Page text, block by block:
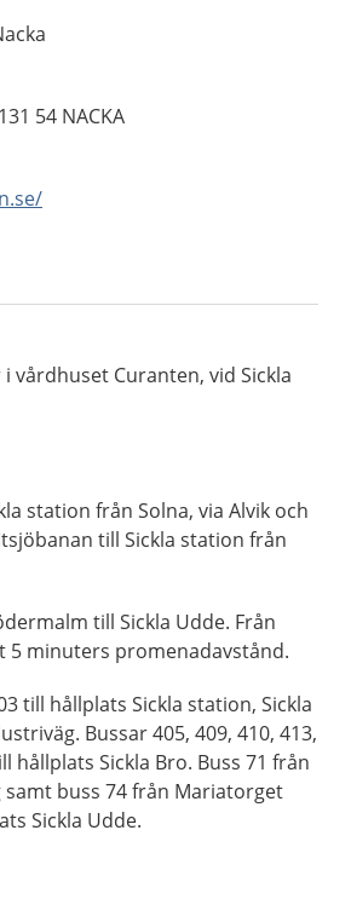
54 NACKA
vårdhuset Curanten, vid Sickla
station från Solna, via Alvik och
till Sickla station från
till Sickla Udde. Från
5 minuters promenadavstånd.
till hållplats Sickla station, Sickla
Bussar 405, 409, 410, 413,
hållplats Sickla Bro. Buss 71 från
samt buss 74 från Mariatorget
Sickla Udde.